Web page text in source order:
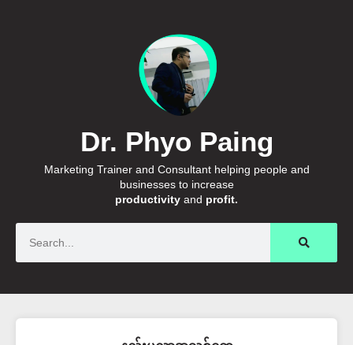
Dr. Phyo Paing
Marketing Trainer and Consultant helping people and
businesses to increase
productivity and profit.